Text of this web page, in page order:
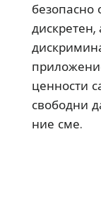
безопасно
ценности
свободни
ние сме.